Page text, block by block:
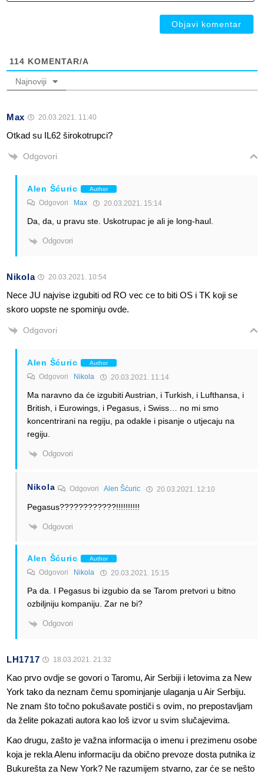
114 KOMENTAR/A
Najnoviji
Max 20.03.2021. 11:40
Otkad su IL62 širokotrupci?
Odgovori
Alen Šćuric Author
Odgovori Max 20.03.2021. 15:14
Da, da, u pravu ste. Uskotrupac je ali je long-haul.
Odgovori
Nikola 20.03.2021. 10:54
Nece JU najvise izgubiti od RO vec ce to biti OS i TK koji se
skoro uopste ne spominju ovde.
Odgovori
Alen Šćuric Author
Odgovori Nikola 20.03.2021. 11:14
Ma naravno da će izgubiti Austrian, i Turkish, i Lufthansa, i
British, i Eurowings, i Pegasus, i Swiss… no mi smo
koncentrirani na regiju, pa odakle i pisanje o utjecaju na
regiju.
Odgovori
Nikola OdgovoriAlen Šćuric 20.03.2021. 12:10
Pegasus????????????!!!!!!!!!!
Odgovori
Alen Šćuric Author
Odgovori Nikola 20.03.2021. 15:15
Pa da. I Pegasus bi izgubio da se Tarom pretvori u bitno
ozbiljniju kompaniju. Zar ne bi?
Odgovori
LH1717 18.03.2021. 21:32
Kao prvo ovdje se govori o Taromu, Air Serbiji i letovima za New
York tako da neznam čemu spominjanje ulaganja u Air Serbiju.
Ne znam što točno pokušavate postiči s ovim, no prepostavljam
da želite pokazati autora kao loš izvor u svim slučajevima.
Kao drugu, zašto je važna informacija o imenu i prezimenu osobe
koja je rekla Alenu informaciju da obično prevoze dosta putnika iz
Bukurešta za New York? Ne razumijem stvarno, zar će se nešto